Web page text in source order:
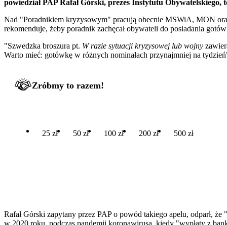
powiedział PAP Rafał Górski, prezes Instytutu
Nad "Poradnikiem kryzysowym" pracują obecnie MSWiA, MON
rekomenduje, żeby poradnik zachęcał obywateli do posiadania
"Szwedzka broszura pt. W razie sytuacji kryzysowej lub wojny
Warto mieć: gotówkę w różnych nominałach przynajmniej na
Zróbmy to razem!
25 zł 50 zł 100 zł 200 zł 500 zł
Rafał Górski zapytany przez PAP o powód takiego apelu, odparł,
w 2020 roku, podczas pandemii koronawirusa, kiedy "wypłaty z